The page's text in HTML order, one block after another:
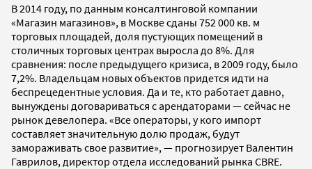
В 2014 году, по данным консалтинговой компании
«Магазин магазинов», в Москве сданы 752 000 кв. м
торговых площадей, доля пустующих помещений в
столичных торговых центрах выросла до 8%. Для
сравнения: после предыдущего кризиса, в 2009 году, было
7,2%. Владельцам новых объектов придется идти на
беспрецедентные условия. Да и те, кто работает давно,
вынуждены договариваться с арендаторами — сейчас не
рынок девелопера. «Все операторы, у кого импорт
составляет значительную долю продаж, будут
замораживать свое развитие», — прогнозирует Валентин
Гаврилов, директор отдела исследований рынка CBRE.